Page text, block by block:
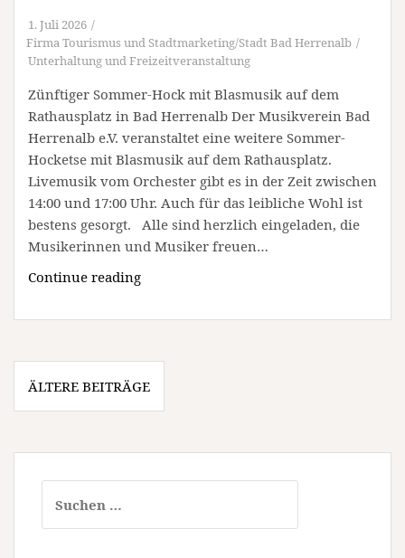
1. Juli 2026
Firma Tourismus und Stadtmarketing/Stadt Bad Herrenalb
Unterhaltung und Freizeitveranstaltung
Zünftiger Sommer-Hock mit Blasmusik auf dem
Rathausplatz in Bad Herrenalb Der Musikverein Bad
Herrenalb e.V. veranstaltet eine weitere Sommer-
Hocketse mit Blasmusik auf dem Rathausplatz.
Livemusik vom Orchester gibt es in der Zeit zwischen
14:00 und 17:00 Uhr. Auch für das leibliche Wohl ist
bestens gesorgt. Alle sind herzlich eingeladen, die
Musikerinnen und Musiker freuen…
Continue readingSommer-
mit
(Unterhaltung
/
Bad
Beitragsnavigation
ÄLTERE BEITRÄGE
nach: